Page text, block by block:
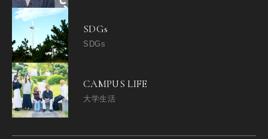
SDGs
SDGs
CAMPUS LIFE
大学生活